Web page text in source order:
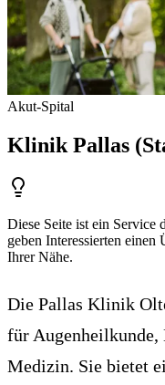
Akut-Spital
Klinik Pallas
Diese Seite ist ein Service
geben Interessierten
Ihrer Nähe.
Die Pallas Klinik
für Augenheilkunde,
Medizin. Sie bietet